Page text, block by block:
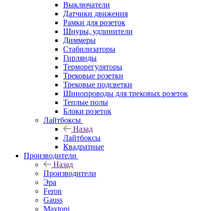
Выключатели
Датчики движения
Рамки для розеток
Шнуры, удлинители
Диммеры
Стабилизаторы
Гирлянды
Терморегуляторы
Трековые розетки
Трековые подсветки
Шинопроводы для трековых розеток
Теплые полы
Блоки розеток
Лайтбоксы
Назад
Лайтбоксы
Квадратные
Производители
Назад
Производители
Эра
Feron
Gauss
Maytoni